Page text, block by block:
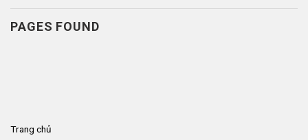
PAGES FOUND
Trang chủ